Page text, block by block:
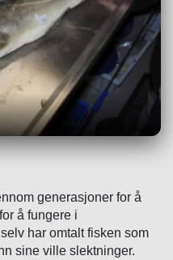
generasjoner for å
å fungere i
har omtalt fisken som
sine ville slektninger.